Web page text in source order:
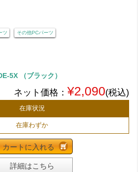
ツ その他PCパーツ
5X （ブラック）
ネット価格： ¥2,090(税込)
在庫状況
在庫わずか
カートに入れる
詳細はこちら